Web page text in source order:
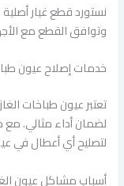
نستورد قطع غيار
وتوافق القطع مع
خدمات إصلاح عيون
تعتبر عيون طباخات
لضمان أداء مثالي. مع
لتصليح أي أعطال في
أسباب مشاكل عيون